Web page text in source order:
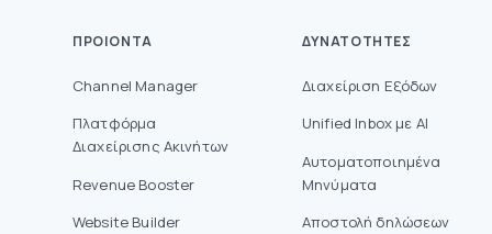
ΠΡΟΙΌΝΤΑ
Channel Manager
Πλατφόρμα
Διαχείρισης Ακινήτων
Revenue Booster
Website Builder
ΔΥΝΑΤΌΤΗΤΕΣ
Διαχείριση Εξόδων
Unified Inbox με AI
Αυτοματοποιημένα
Μηνύματα
Aποστολή δηλώσεων